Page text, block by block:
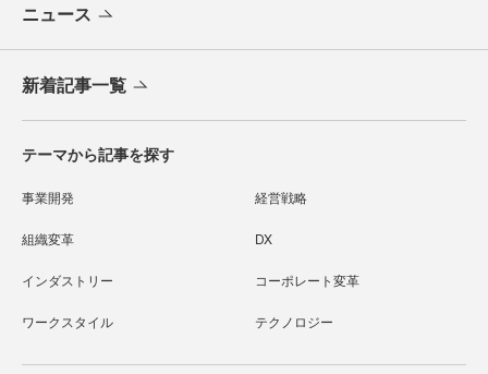
ニュース
新着記事一覧
テーマから記事を探す
事業開発 経営戦略
組織変革 DX
インダストリー コーポレート変革
ワークスタイル テクノロジー